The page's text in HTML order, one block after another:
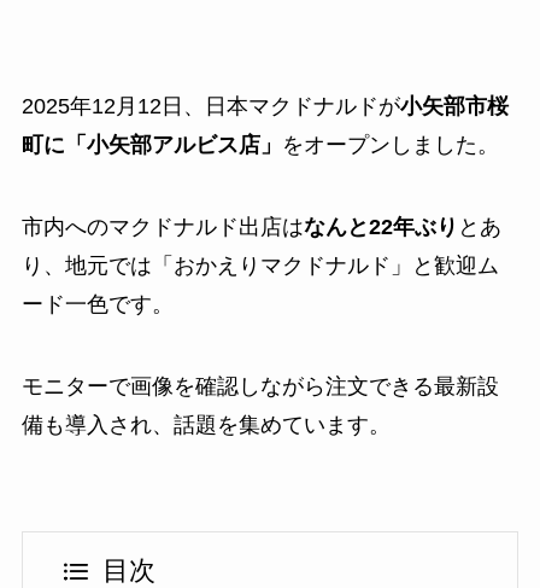
2025年12月12日、日本マクドナルドが小矢部市桜
町に「小矢部アルビス店」 をオープンしました。
市内へのマクドナルド出店はなんと22年ぶり とあ
り、地元では「おかえりマクドナルド」と歓迎ム
ード一色です。
モニターで画像を確認しながら注文できる最新設
備も導入され、話題を集めています。
目次